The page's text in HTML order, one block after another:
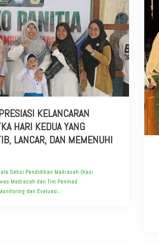
KELANCARAN
HARI KEDUA YANG
LANCAR, DAN MEMENUHI
Seksi Pendidikan Madrasah (Kasi
Madrasah dan Tim Penmad
dan Evaluasi..